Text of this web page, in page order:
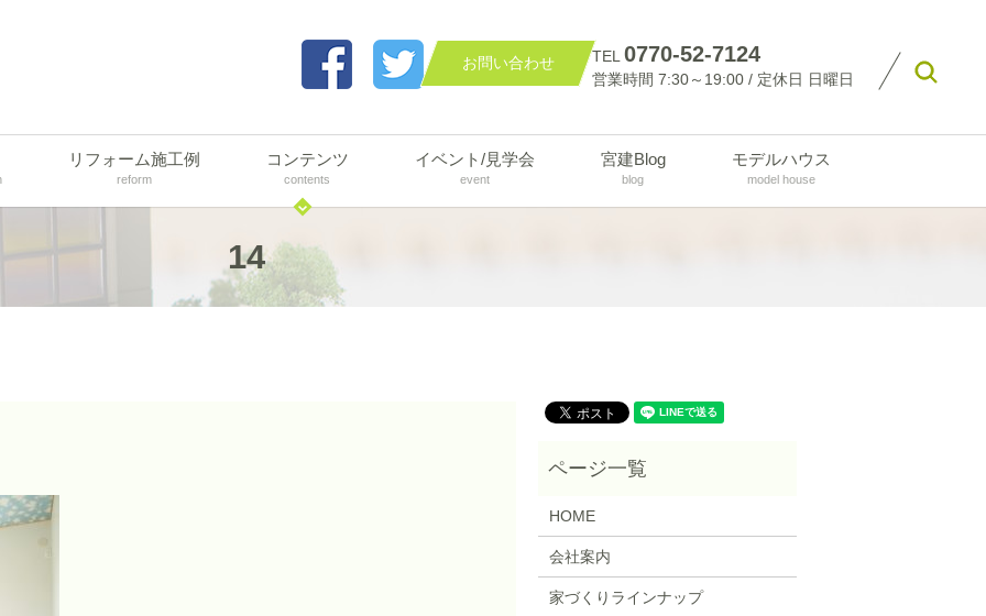
お問い合わせ TEL 0770-52-7124
営業時間 7:30～19:00 / 定休日 日曜日
リフォーム施工例
reform
コンテンツ
contents
イベント/見学会
event
宮建Blog
blog
モデルハウス
model house
14
HOME
会社案内
家づくりラインナップ